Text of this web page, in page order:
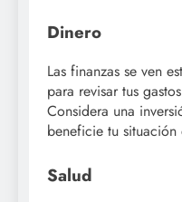
Dinero
Las finanzas se ven
para revisar tus
Considera una
beneficie tu
Salud